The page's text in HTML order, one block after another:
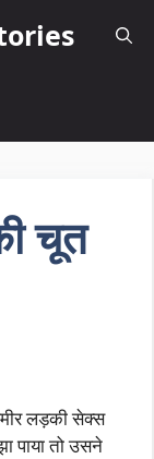
चूत
लड़की सेक्स
पाया तो उसने